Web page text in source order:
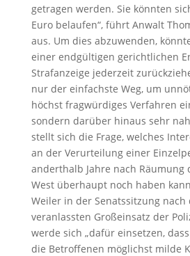
getragen werden. Sie könnten
Euro belaufen“, führt Anwalt
aus. Um dies abzuwenden,
einer endgültigen gerichtlichen
Strafanzeige jederzeit
nur der einfachste Weg, um
höchst fragwürdiges Verfahren
sondern darüber hinaus sehr
stellt sich die Frage, welches
an der Verurteilung einer
anderthalb Jahre nach Räumung
West überhaupt noch haben
Weiler in der Senatssitzung nach
veranlassten Großeinsatz der
werde sich „dafür einsetzen,
die Betroffenen möglichst milde